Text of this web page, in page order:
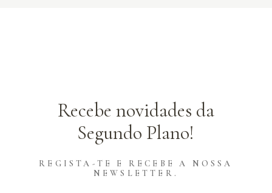
Recebe novidades da
Segundo Plano!
REGISTA-TE E RECEBE A NOSSA
NEWSLETTER.